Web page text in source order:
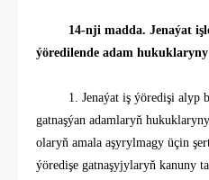
14-nji madda. Jenaýat
ýöredilende adam
1. Jenaýat iş ýöredişi alyp
gatnaşýan adamlaryň
olaryň amala aşyrylmagy üçin
ýöredişe gatnaşyjylaryň kanuny